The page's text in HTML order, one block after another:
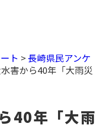
ト >長崎県民アンケ
害から40年「大雨災
40年「大雨